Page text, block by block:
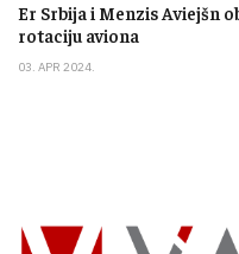
Er Srbija i Menzis Aviejšn
rotaciju aviona
03. APR 2024.